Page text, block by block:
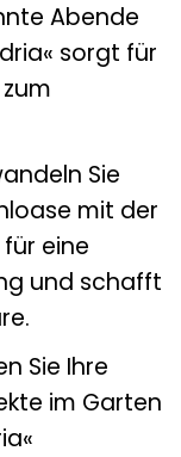
Abende
sorgt für
Sie
mit der
eine
und schafft
Sie Ihre
im Garten